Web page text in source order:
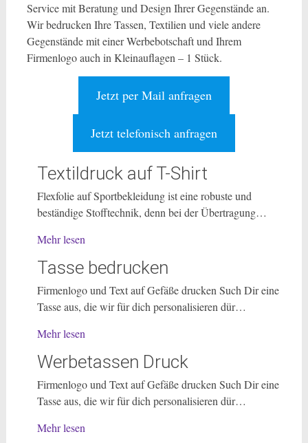
Service mit Beratung und Design Ihrer Gegenstände an.
Wir bedrucken Ihre Tassen, Textilien und viele andere
Gegenstände mit einer Werbebotschaft und Ihrem
Firmenlogo auch in Kleinauflagen – 1 Stück.
Jetzt per Mail anfragen
Jetzt telefonisch anfragen
Textildruck auf T-Shirt
Flexfolie auf Sportbekleidung ist eine robuste und
beständige Stofftechnik, denn bei der Übertragung…
Mehr lesen
Tasse bedrucken
Firmenlogo und Text auf Gefäße drucken Such Dir eine
Tasse aus, die wir für dich personalisieren dür…
Mehr lesen
Werbetassen Druck
Firmenlogo und Text auf Gefäße drucken Such Dir eine
Tasse aus, die wir für dich personalisieren dür…
Mehr lesen